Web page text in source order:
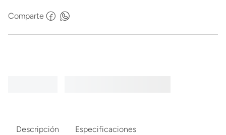
Comparte
Descripción Especificaciones